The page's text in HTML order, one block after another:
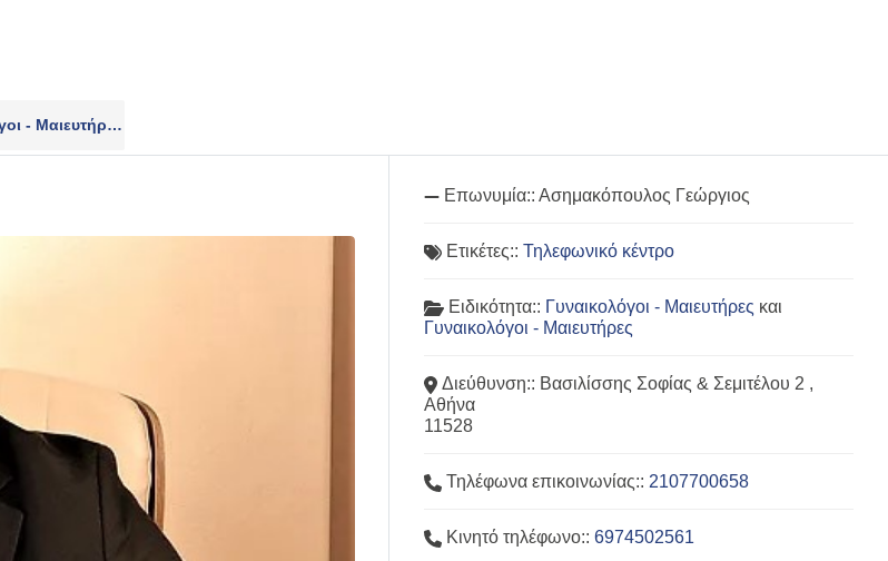
Γυναικολόγοι - Μαιευτήρες
Επωνυμία::Ασημακόπουλος Γεώργιος
Ετικέτες::Τηλεφωνικό κέντρο
Ειδικότητα:: Γυναικολόγοι - Μαιευτήρες και
Γυναικολόγοι - Μαιευτήρες
Διεύθυνση:: Βασιλίσσης Σοφίας & Σεμιτέλου 2 ,
Αθήνα
11528
Τηλέφωνα επικοινωνίας:: 2107700658
Κινητό τηλέφωνο::6974502561